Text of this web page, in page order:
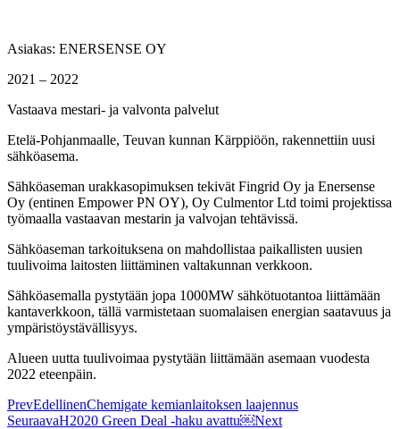
Asiakas: ENERSENSE OY
2021 – 2022
Vastaava mestari- ja valvonta palvelut
Etelä-Pohjanmaalle, Teuvan kunnan Kärppiöön, rakennettiin uusi
sähköasema.
Sähköaseman urakkasopimuksen tekivät Fingrid Oy ja Enersense
Oy (entinen Empower PN OY), Oy Culmentor Ltd toimi projektissa
työmaalla vastaavan mestarin ja valvojan tehtävissä.
Sähköaseman tarkoituksena on mahdollistaa paikallisten uusien
tuulivoima laitosten liittäminen valtakunnan verkkoon.
Sähköasemalla pystytään jopa 1000MW sähkötuotantoa liittämään
kantaverkkoon, tällä varmistetaan suomalaisen energian saatavuus ja
ympäristöystävällisyys.
Alueen uutta tuulivoimaa pystytään liittämään asemaan vuodesta
2022 eteenpäin.
PrevEdellinenChemigate kemianlaitoksen laajennus
SeuraavaH2020 Green Deal -haku avattu￼Next